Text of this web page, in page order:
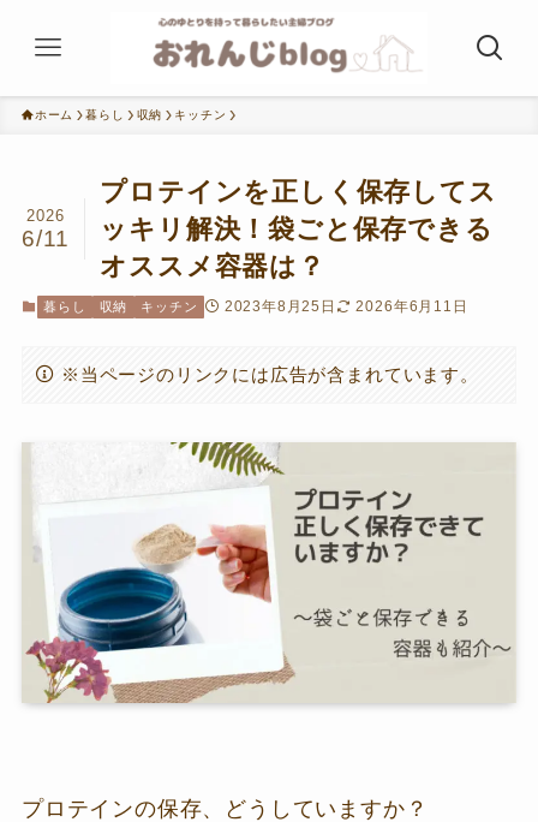
ホーム 暮らし 収納 キッチン
プロテインを正しく保存してス
ッキリ解決！袋ごと保存できる
オススメ容器は？
2026
6/11
暮らし 収納 キッチン 2023年8月25日 2026年6月11日
※当ページのリンクには広告が含まれています。
プロテインの保存、どうしていますか？